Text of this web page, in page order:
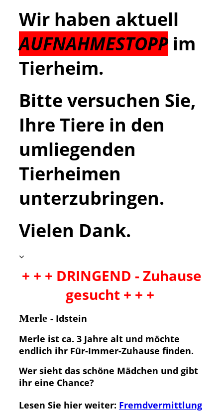
Wir haben aktuell
AUFNAHMESTOPPim
Tierheim.
Bitte versuchen Sie,
Ihre Tiere in den
umliegenden
Tierheimen
unterzubringen.
Vielen Dank.
+ + + DRINGEND - Zuhause
gesucht + + +
Merle - Idstein
Merle ist ca. 3 Jahre alt und möchte
endlich ihr Für-Immer-Zuhause finden.
Wer sieht das schöne Mädchen und gibt
ihr eine Chance?
Lesen Sie hier weiter: Fremdvermittlung